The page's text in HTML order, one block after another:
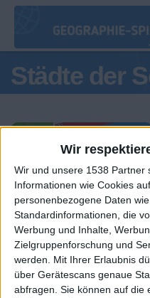
Wir
Wir und unsere 1538
Informationen wie Cookies
personenbezogene Daten
Standardinformationen, die
Werbung und Inhalte,
Zielgruppenforschung und
werden. Mit Ihrer Erlaubnis
über Gerätescans genaue
abfragen. Sie können auf die
Städte der
Tagespodest
#1